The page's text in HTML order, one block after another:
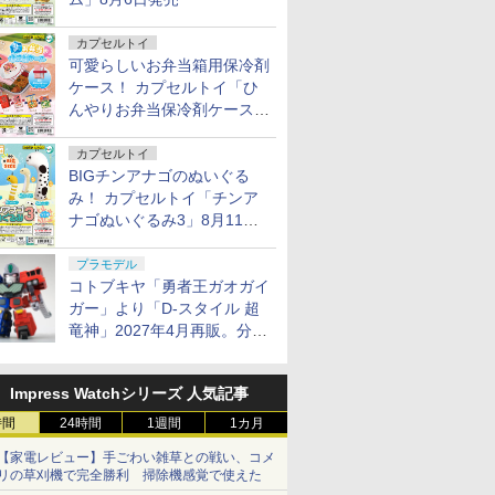
カプセルトイ
可愛らしいお弁当箱用保冷剤
ケース！ カプセルトイ「ひ
んやりお弁当保冷剤ケース
カプセルトイ
BIGチンアナゴのぬいぐる
み！ カプセルトイ「チンア
ナゴぬいぐるみ3」8月11日
プラモデル
コトブキヤ「勇者王ガオガイ
ガー」より「D-スタイル 超
竜神」2027年4月再販。分離
Impress Watchシリーズ 人気記事
24時間 1週間 1カ月
家電レビュー】手ごわい雑草との戦い、コメ
の草刈機で完全勝利 掃除機感覚で使えた